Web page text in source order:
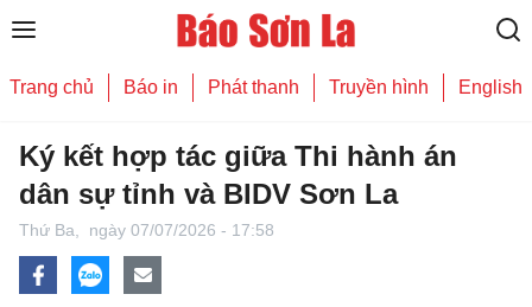
Trang chủ Báo in Phát thanh Truyền hình English
Ký kết hợp tác giữa Thi hành án
dân sự tỉnh và BIDV Sơn La
Thứ Ba, ngày 07/07/2026 - 17:58